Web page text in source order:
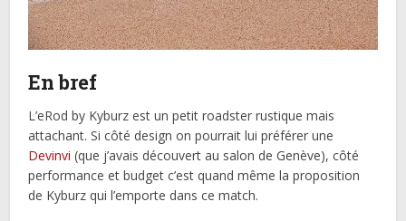
En bref
L’eRod by Kyburz est un petit roadster rustique mais
attachant. Si côté design on pourrait lui préférer une
Devinvi (que j’avais découvert au salon de Genève), côté
performance et budget c’est quand même la proposition
de Kyburz qui l’emporte dans ce match.